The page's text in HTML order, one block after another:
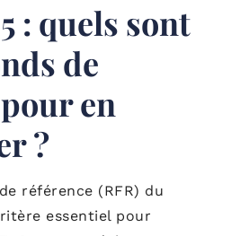
: quels sont
de
en
?
référence (RFR) du
essentiel pour